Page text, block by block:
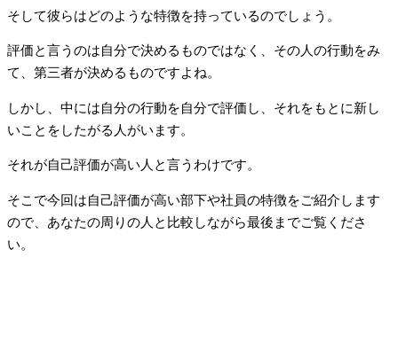
そして彼らはどのような特徴を持っているのでしょう。
評価と言うのは自分で決めるものではなく、その人の行動をみ
て、第三者が決めるものですよね。
しかし、中には自分の行動を自分で評価し、それをもとに新し
いことをしたがる人がいます。
それが自己評価が高い人と言うわけです。
そこで今回は自己評価が高い部下や社員の特徴をご紹介します
ので、あなたの周りの人と比較しながら最後までご覧くださ
い。